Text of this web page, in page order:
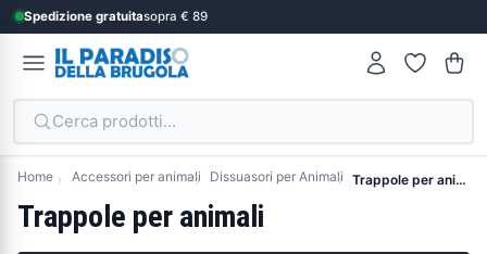
Spedizione gratuitasopra € 89
Cerca prodotti...
Home Accessori per animali Dissuasori per Animali Trappole per animali
Trappole per animali